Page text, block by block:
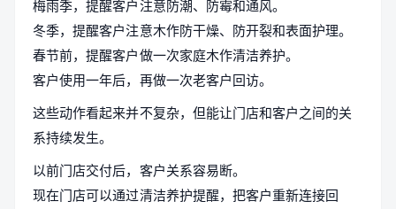
梅雨季，提醒客户注意防潮、防霉和通风。
冬季，提醒客户注意木作防干燥、防开裂和表面护理。
春节前，提醒客户做一次家庭木作清洁养护。
客户使用一年后，再做一次老客户回访。
这些动作看起来并不复杂，但能让门店和客户之间的关
系持续发生。
以前门店交付后，客户关系容易断。
现在门店可以通过清洁养护提醒，把客户重新连接回